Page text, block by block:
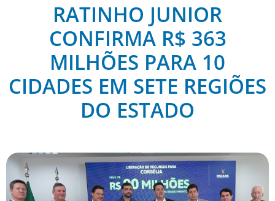
RATINHO JUNIOR
CONFIRMA R$ 363
MILHÕES PARA 10
CIDADES EM SETE REGIÕES
DO ESTADO